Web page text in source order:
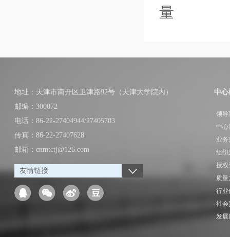
量
地址：天津市南开区卫津路92号（天津大学院内）
邮编：300072
电话：86-22-27404944/27405703
传真：86-22-27407628
邮箱：cnmtctj@126.com
友情链接
中
领导
中心
业务
组织
授权
质量
行业
社会
发展